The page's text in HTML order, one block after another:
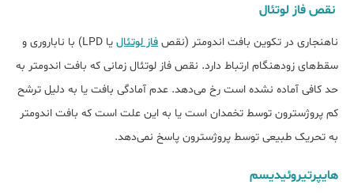
نقص فاز لوتئال
ناهنجاری در تکوین بافت اندومتر (نقص فاز لوتئال
یا LPD) با ناباروری و
سقط‌‌‌های زودهنگام ارتباط دارد. نقص فاز لوتئال زمانی که بافت اندومتر به
حد کافی آماده نشده است رخ ‌‌‌‌می‌دهد. عدم آمادگی بافت یا به دلیل ترشح
کم پروژسترون توسط تخمدان است یا به این علت است که بافت اندومتر
به تحریک طبیعی توسط پروژسترون پاسخ نمی‌دهد.
هایپرتیروئیدیسم